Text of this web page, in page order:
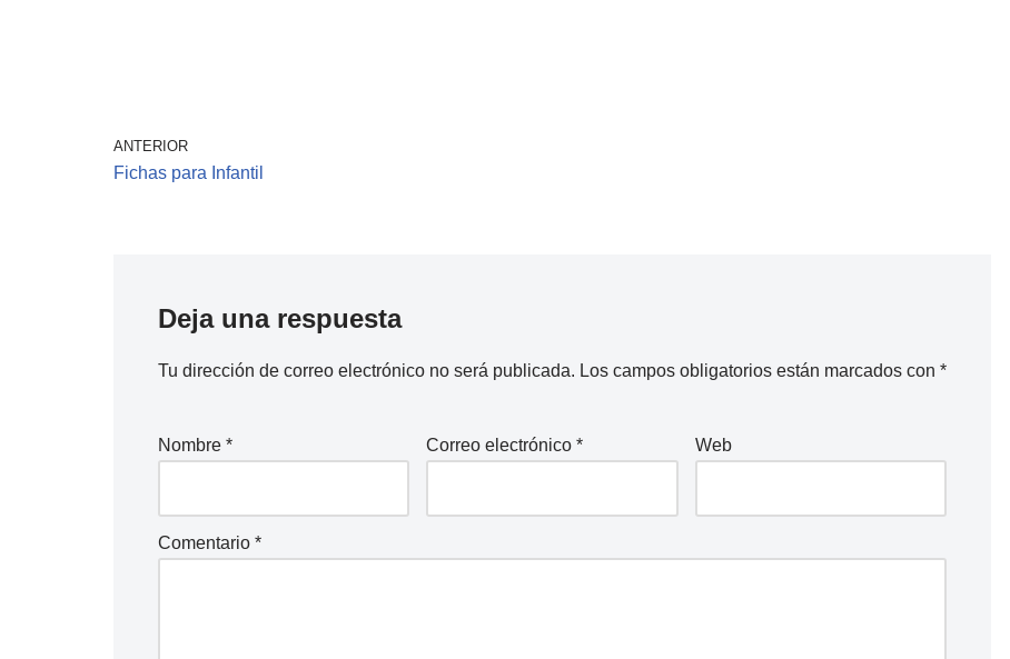
ANTERIOR
Fichas para Infantil
Deja una respuesta
Tu dirección de correo electrónico no será publicada. Los campos obligatorios están marcados con *
Nombre * Correo electrónico* Web
Comentario *